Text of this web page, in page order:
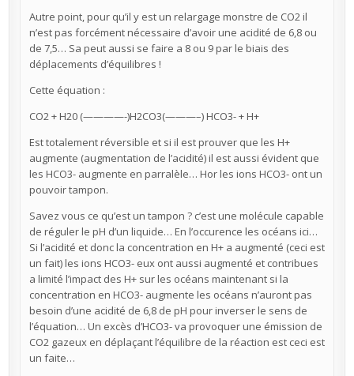
Autre point, pour qu’il y est un relargage monstre de CO2 il
n’est pas forcément nécessaire d’avoir une acidité de 6,8 ou
de 7,5… Sa peut aussi se faire a 8 ou 9 par le biais des
déplacements d’équilibres !
Cette équation :
CO2 + H20 (————-)H2CO3(———–) HCO3- + H+
Est totalement réversible et si il est prouver que les H+
augmente (augmentation de l’acidité) il est aussi évident que
les HCO3- augmente en parralèle… Hor les ions HCO3- ont un
pouvoir tampon.
Savez vous ce qu’est un tampon ? c’est une molécule capable
de réguler le pH d’un liquide… En l’occurence les océans ici…
Si l’acidité et donc la concentration en H+ a augmenté (ceci est
un fait) les ions HCO3- eux ont aussi augmenté et contribues
a limité l’impact des H+ sur les océans maintenant si la
concentration en HCO3- augmente les océans n’auront pas
besoin d’une acidité de 6,8 de pH pour inverser le sens de
l’équation… Un excès d’HCO3- va provoquer une émission de
CO2 gazeux en déplaçant l’équilibre de la réaction est ceci est
un faite…